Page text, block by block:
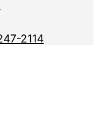
2114